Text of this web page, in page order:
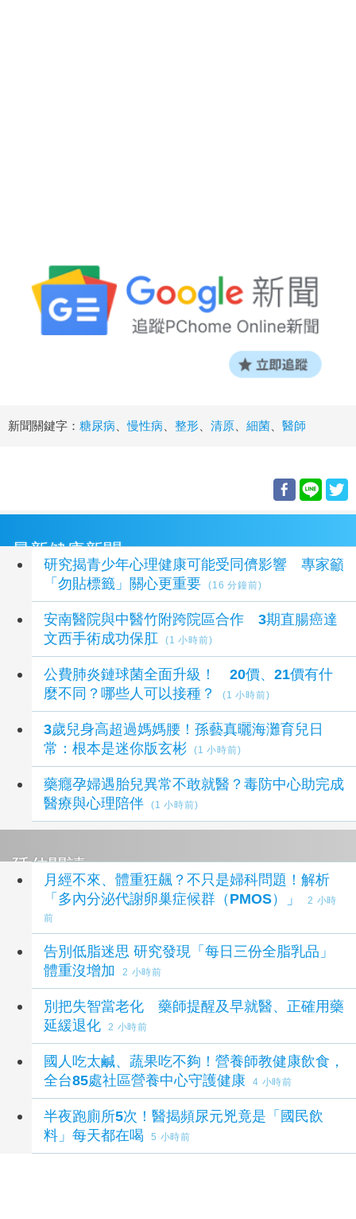
新聞關鍵字： 糖尿病 、慢性病 整形 清原 細菌 醫師
最新健康新聞
研究揭青少年心理健康可能受同儕影響 專家籲
「勿貼標籤」關心更重要
(16 分鐘前)
安南醫院與中醫竹附跨院區合作 3期直腸癌達
文西手術成功保肛
(1 小時前)
公費肺炎鏈球菌全面升級！ 20價、21價有什
麼不同？哪些人可以接種？
(1 小時前)
3歲兒身高超過媽媽腰！孫藝真曬海灘育兒日
常：根本是迷你版玄彬
(1 小時前)
藥癮孕婦遇胎兒異常不敢就醫？毒防中心助完成
醫療與心理陪伴
(1 小時前)
延伸閱讀
月經不來、體重狂飆？不只是婦科問題！解析
「多內分泌代謝卵巢症候群（PMOS）」
2 小時
前
告別低脂迷思 研究發現「每日三份全脂乳品」
體重沒增加
2 小時前
別把失智當老化 藥師提醒及早就醫、正確用藥
延緩退化
2 小時前
國人吃太鹹、蔬果吃不夠！營養師教健康飲食，
全台85處社區營養中心守護健康
4 小時前
半夜跑廁所5次！醫揭頻尿元兇竟是「國民飲
料」每天都在喝
5 小時前